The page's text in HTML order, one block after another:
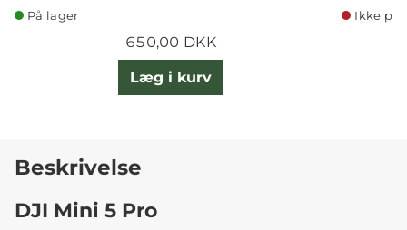
På lager
650,00 DKK
Læg i kurv
Ikke på
Beskrivelse
DJI Mini 5 Pro